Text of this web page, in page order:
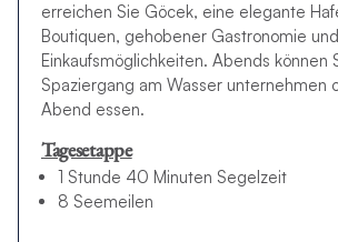
erreichen Sie Göcek, eine elegante
Boutiquen, gehobener Gastronomie
Einkaufsmöglichkeiten. Abends können
Spaziergang am Wasser unternehmen
Abend essen.
Tagesetappe
1 Stunde 40 Minuten Segelzeit
8 Seemeilen